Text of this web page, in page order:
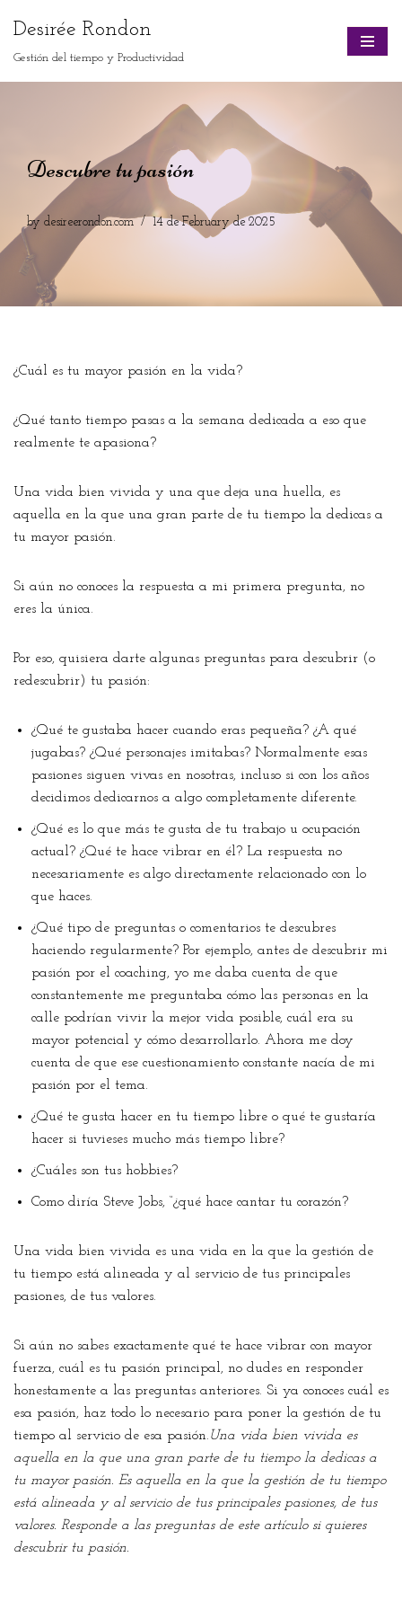
Desirée Rondon
Gestión del tiempo y Productividad
Descubre tu pasión
by desireerondon.com 14 de February de 2025
¿Cuál es tu mayor pasión en la vida?
¿Qué tanto tiempo pasas a la semana dedicada a eso que
realmente te apasiona?
Una vida bien vivida y una que deja una huella, es
aquella en la que una gran parte de tu tiempo la dedicas a
tu mayor pasión.
Si aún no conoces la respuesta a mi primera pregunta, no
eres la única.
Por eso, quisiera darte algunas preguntas para descubrir (o
redescubrir) tu pasión:
¿Qué te gustaba hacer cuando eras pequeña? ¿A qué
jugabas? ¿Qué personajes imitabas? Normalmente esas
pasiones siguen vivas en nosotras, incluso si con los años
decidimos dedicarnos a algo completamente diferente.
¿Qué es lo que más te gusta de tu trabajo u ocupación
actual? ¿Qué te hace vibrar en él? La respuesta no
necesariamente es algo directamente relacionado con lo
que haces.
¿Qué tipo de preguntas o comentarios te descubres
haciendo regularmente? Por ejemplo, antes de descubrir mi
pasión por el coaching, yo me daba cuenta de que
constantemente me preguntaba cómo las personas en la
calle podrían vivir la mejor vida posible, cuál era su
mayor potencial y cómo desarrollarlo. Ahora me doy
cuenta de que ese cuestionamiento constante nacía de mi
pasión por el tema.
¿Qué te gusta hacer en tu tiempo libre o qué te gustaría
hacer si tuvieses mucho más tiempo libre?
¿Cuáles son tus hobbies?
Como diría Steve Jobs, “¿qué hace cantar tu corazón?
Una vida bien vivida es una vida en la que la gestión de
tu tiempo está alineada y al servicio de tus principales
pasiones, de tus valores.
Si aún no sabes exactamente qué te hace vibrar con mayor
fuerza, cuál es tu pasión principal, no dudes en responder
honestamente a las preguntas anteriores. Si ya conoces cuál es
esa pasión, haz todo lo necesario para poner la gestión de tu
tiempo al servicio de esa pasión.Una vida bien vivida es
aquella en la que una gran parte de tu tiempo la dedicas a
tu mayor pasión. Es aquella en la que la gestión de tu tiempo
está alineada y al servicio de tus principales pasiones, de tus
valores. Responde a las preguntas de este artículo si quieres
descubrir tu pasión.